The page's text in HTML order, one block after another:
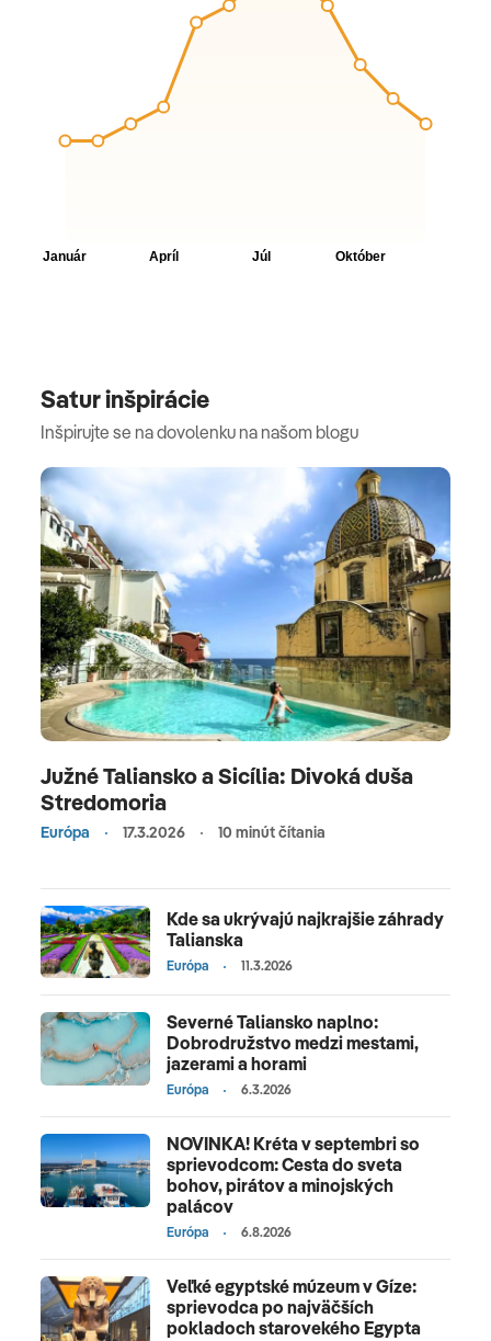
Satur inšpirácie
Inšpirujte se na dovolenku na našom blogu
Južné Taliansko a Sicília: Divoká duša
Stredomoria
Európa 17.3.2026 10 minút čítania
Kde sa ukrývajú najkrajšie záhrady
Talianska
Európa 11.3.2026
Severné Taliansko naplno:
Dobrodružstvo medzi mestami,
jazerami a horami
Európa 6.3.2026
NOVINKA! Kréta v septembri so
sprievodcom: Cesta do sveta
bohov, pirátov a minojských
palácov
Európa 6.8.2026
Veľké egyptské múzeum v Gíze:
sprievodca po najväčších
pokladoch starovekého Egypta